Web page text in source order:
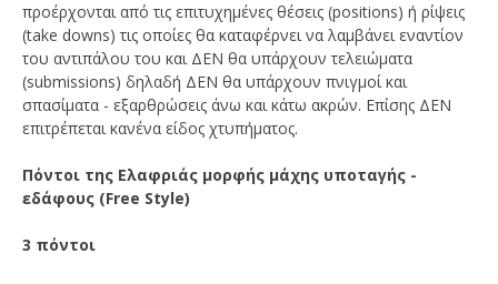
προέρχονται από τις επιτυχημένες θέσεις (positions) ή ρίψεις
(take downs) τις οποίες θα καταφέρνει να λαμβάνει εναντίον
του αντιπάλου του και ΔΕΝ θα υπάρχουν τελειώματα
(submissions) δηλαδή ΔΕΝ θα υπάρχουν πνιγμοί και
σπασίματα - εξαρθρώσεις άνω και κάτω ακρών. Επίσης ΔΕΝ
επιτρέπεται κανένα είδος χτυπήματος.
Πόντοι της Ελαφριάς μορφής μάχης υποταγής -
εδάφους (Free Style)
3 πόντοι